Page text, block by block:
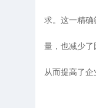
求。这一精
量，也减少了
从而提高了企